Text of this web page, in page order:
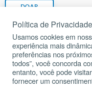
DOAR
Pedido
Mapa do
Política de
Usamos cookies em
experiência mais
preferências nos
todos”, você concorda
entanto, você pode
fornecer um